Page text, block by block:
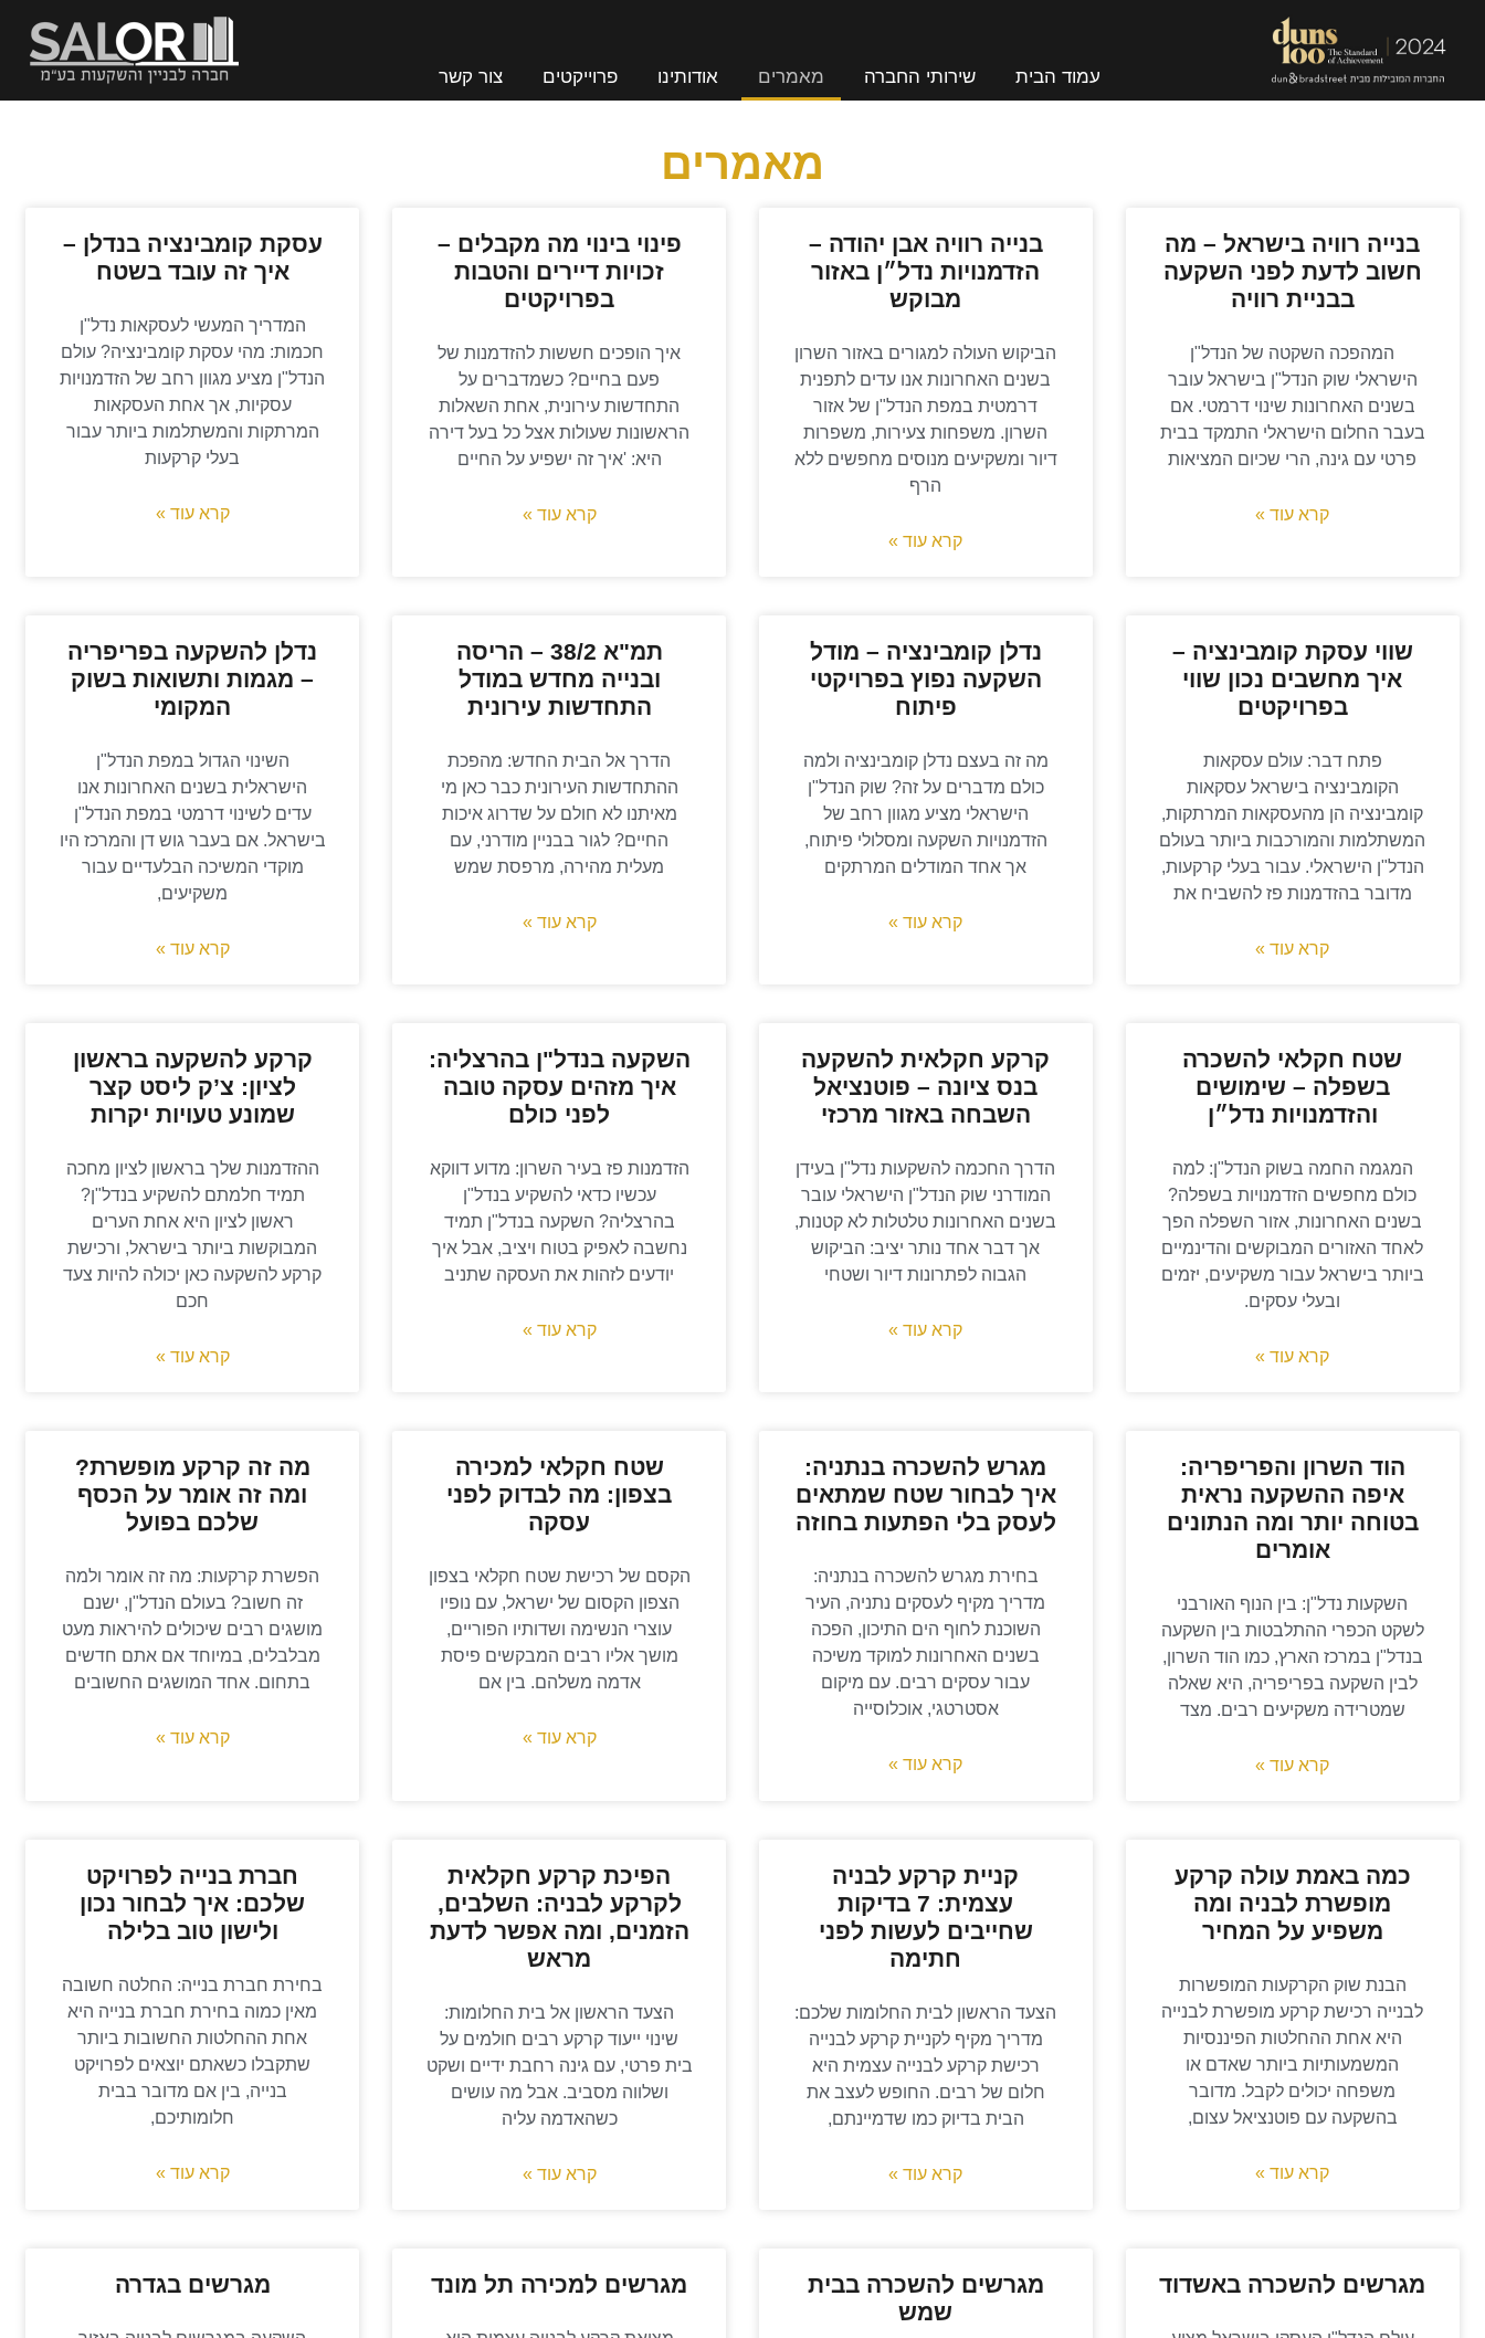
עמוד הבית שירותי החברה מאמרים אודותינו פרוייקטים צור קשר
מאמרים
בנייה רוויה בישראל – מה
חשוב לדעת לפני השקעה
בבניית רוויה
המהפכה השקטה של הנדל"ן
הישראלי שוק הנדל"ן בישראל עובר
בשנים האחרונות שינוי דרמטי. אם
בעבר החלום הישראלי התמקד בבית
פרטי עם גינה, הרי שכיום המציאות
קרא עוד »
בנייה רוויה אבן יהודה –
הזדמנויות נדל״ן באזור
מבוקש
הביקוש העולה למגורים באזור השרון
בשנים האחרונות אנו עדים לתפנית
דרמטית במפת הנדל"ן של אזור
השרון. משפחות צעירות, משפרות
דיור ומשקיעים מנוסים מחפשים ללא
הרף
קרא עוד »
פינוי בינוי מה מקבלים –
זכויות דיירים והטבות
בפרויקטים
איך הופכים חששות להזדמנות של
פעם בחיים? כשמדברים על
התחדשות עירונית, אחת השאלות
הראשונות שעולות אצל כל בעל דירה
היא: 'איך זה ישפיע על החיים
קרא עוד »
עסקת קומבינציה בנדלן –
איך זה עובד בשטח
המדריך המעשי לעסקאות נדל"ן
חכמות: מהי עסקת קומבינציה? עולם
הנדל"ן מציע מגוון רחב של הזדמנויות
עסקיות, אך אחת העסקאות
המרתקות והמשתלמות ביותר עבור
בעלי קרקעות
קרא עוד »
שווי עסקת קומבינציה –
איך מחשבים נכון שווי
בפרויקטים
פתח דבר: עולם עסקאות
הקומבינציה בישראל עסקאות
קומבינציה הן מהעסקאות המרתקות,
המשתלמות והמורכבות ביותר בעולם
הנדל"ן הישראלי. עבור בעלי קרקעות,
מדובר בהזדמנות פז להשביח את
קרא עוד »
נדלן קומבינציה – מודל
השקעה נפוץ בפרויקטי
פיתוח
מה זה בעצם נדלן קומבינציה ולמה
כולם מדברים על זה? שוק הנדל"ן
הישראלי מציע מגוון רחב של
הזדמנויות השקעה ומסלולי פיתוח,
אך אחד המודלים המרתקים
קרא עוד »
תמ"א 38/2 – הריסה
ובנייה מחדש במודל
התחדשות עירונית
הדרך אל הבית החדש: מהפכת
ההתחדשות העירונית כבר כאן מי
מאיתנו לא חולם על שדרוג איכות
החיים? לגור בבניין מודרני, עם
מעלית מהירה, מרפסת שמש
קרא עוד »
נדלן להשקעה בפריפריה
– מגמות ותשואות בשוק
המקומי
השינוי הגדול במפת הנדל"ן
הישראלית בשנים האחרונות אנו
עדים לשינוי דרמטי במפת הנדל"ן
בישראל. אם בעבר גוש דן והמרכז היו
מוקדי המשיכה הבלעדיים עבור
משקיעים,
קרא עוד »
שטח חקלאי להשכרה
בשפלה – שימושים
והזדמנויות נדל״ן
המגמה החמה בשוק הנדל"ן: למה
כולם מחפשים הזדמנויות בשפלה?
בשנים האחרונות, אזור השפלה הפך
לאחד האזורים המבוקשים והדינמיים
ביותר בישראל עבור משקיעים, יזמים
ובעלי עסקים.
קרא עוד »
קרקע חקלאית להשקעה
בנס ציונה – פוטנציאל
השבחה באזור מרכזי
הדרך החכמה להשקעות נדל"ן בעידן
המודרני שוק הנדל"ן הישראלי עובר
בשנים האחרונות טלטלות לא קטנות,
אך דבר אחד נותר יציב: הביקוש
הגבוה לפתרונות דיור ושטחי
קרא עוד »
השקעה בנדל"ן בהרצליה:
איך מזהים עסקה טובה
לפני כולם
הזדמנות פז בעיר השרון: מדוע דווקא
עכשיו כדאי להשקיע בנדל"ן
בהרצליה? השקעה בנדל"ן תמיד
נחשבה לאפיק בטוח ויציב, אבל איך
יודעים לזהות את העסקה שתניב
קרא עוד »
קרקע להשקעה בראשון
לציון: צ’ק ליסט קצר
שמונע טעויות יקרות
ההזדמנות שלך בראשון לציון מחכה
תמיד חלמתם להשקיע בנדל"ן?
ראשון לציון היא אחת הערים
המבוקשות ביותר בישראל, ורכישת
קרקע להשקעה כאן יכולה להיות צעד
חכם
קרא עוד »
הוד השרון והפריפריה:
איפה ההשקעה נראית
בטוחה יותר ומה הנתונים
אומרים
השקעות נדל"ן: בין הנוף האורבני
לשקט הכפרי ההתלבטות בין השקעה
בנדל"ן במרכז הארץ, כמו הוד השרון,
לבין השקעה בפריפריה, היא שאלה
שמטרידה משקיעים רבים. מצד
קרא עוד »
מגרש להשכרה בנתניה:
איך לבחור שטח שמתאים
לעסק בלי הפתעות בחוזה
בחירת מגרש להשכרה בנתניה:
מדריך מקיף לעסקים נתניה, העיר
השוכנת לחוף הים התיכון, הפכה
בשנים האחרונות למוקד משיכה
עבור עסקים רבים. עם מיקום
אסטרטגי, אוכלוסייה
קרא עוד »
שטח חקלאי למכירה
בצפון: מה לבדוק לפני
עסקה
הקסם של רכישת שטח חקלאי בצפון
הצפון הקסום של ישראל, עם נופיו
עוצרי הנשימה ושדותיו הפוריים,
מושך אליו רבים המבקשים פיסת
אדמה משלהם. בין אם
קרא עוד »
מה זה קרקע מופשרת?
ומה זה אומר על הכסף
שלכם בפועל
הפשרת קרקעות: מה זה אומר ולמה
זה חשוב? בעולם הנדל"ן, ישנם
מושגים רבים שיכולים להיראות מעט
מבלבלים, במיוחד אם אתם חדשים
בתחום. אחד המושגים החשובים
קרא עוד »
כמה באמת עולה קרקע
מופשרת לבניה ומה
משפיע על המחיר
הבנת שוק הקרקעות המופשרות
לבנייה רכישת קרקע מופשרת לבנייה
היא אחת ההחלטות הפיננסיות
המשמעותיות ביותר שאדם או
משפחה יכולים לקבל. מדובר
בהשקעה עם פוטנציאל עצום,
קרא עוד »
קניית קרקע לבניה
עצמית: 7 בדיקות
שחייבים לעשות לפני
חתימה
הצעד הראשון לבית החלומות שלכם:
מדריך מקיף לקניית קרקע לבנייה
רכישת קרקע לבנייה עצמית היא
חלום של רבים. החופש לעצב את
הבית בדיוק כמו שדמיינתם,
קרא עוד »
הפיכת קרקע חקלאית
לקרקע לבניה: השלבים,
הזמנים, ומה אפשר לדעת
מראש
הצעד הראשון אל בית החלומות:
שינוי ייעוד קרקע רבים חולמים על
בית פרטי, עם גינה רחבת ידיים ושקט
ושלווה מסביב. אבל מה עושים
כשהאדמה עליה
קרא עוד »
חברת בנייה לפרויקט
שלכם: איך לבחור נכון
ולישון טוב בלילה
בחירת חברת בנייה: החלטה חשובה
מאין כמוה בחירת חברת בנייה היא
אחת ההחלטות החשובות ביותר
שתקבלו כשאתם יוצאים לפרויקט
בנייה, בין אם מדובר בבית
חלומותיכם,
קרא עוד »
מגרשים להשכרה באשדוד
מגרשים להשכרה בבית
שמש
מגרשים למכירה תל מונד מגרשים בגדרה